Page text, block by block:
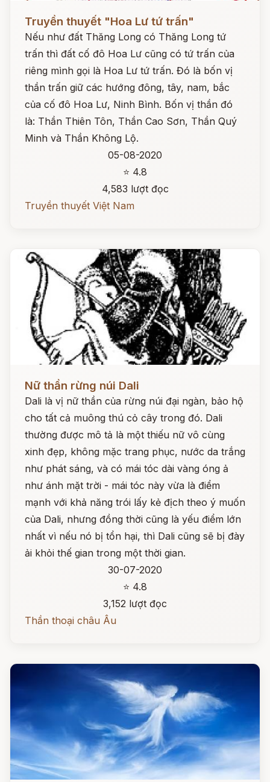
Đọc ngay
Truyền thuyết "Hoa Lư tứ trấn"
Nếu như đất Thăng Long có Thăng Long tứ
trấn thì đất cố đô Hoa Lư cũng có tứ trấn của
riêng mình gọi là Hoa Lư tứ trấn. Đó là bốn vị
thần trấn giữ các hướng đông, tây, nam, bắc
của cố đô Hoa Lư, Ninh Bình. Bốn vị thần đó
là: Thần Thiên Tôn, Thần Cao Sơn, Thần Quý
Minh và Thần Không Lộ.
05-08-2020
⭐ 4.8
4,583 lượt đọc
Truyền thuyết Việt Nam
Nữ thần rừng núi Dali
Dali là vị nữ thần của rừng núi đại ngàn, bảo hộ
cho tất cả muông thú cỏ cây trong đó. Dali
thường được mô tả là một thiếu nữ vô cùng
xinh đẹp, không mặc trang phục, nước da trắng
như phát sáng, và có mái tóc dài vàng óng ả
như ánh mặt trời - mái tóc này vừa là điểm
mạnh với khả năng trói lấy kẻ địch theo ý muốn
của Dali, nhưng đồng thời cũng là yếu điểm lớn
nhất vì nếu nó bị tổn hại, thì Dali cũng sẽ bị đày
ải khỏi thế gian trong một thời gian.
30-07-2020
⭐ 4.8
3,152 lượt đọc
Thần thoại châu Âu